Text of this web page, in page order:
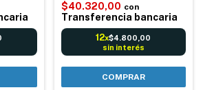
$40.320,00 con
Transferencia bancaria
12x$4.800,00
sin interés